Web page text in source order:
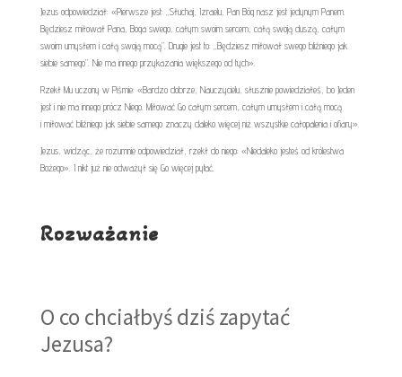
Jezus odpowiedział: «Pierwsze jest: „Słuchaj, Izraelu, Pan Bóg nasz jest jedynym Panem.
Będziesz miłował Pana, Boga swego, całym swoim sercem, całą swoją duszą, całym
swoim umysłem i całą swoją mocą”. Drugie jest to: „Będziesz miłował swego bliźniego jak
siebie samego”. Nie ma innego przykazania większego od tych».
Rzekł Mu uczony w Piśmie: «Bardzo dobrze, Nauczycielu, słusznie powiedziałeś, bo Jeden
jest i nie ma innego prócz Niego. Miłować Go całym sercem, całym umysłem i całą mocą
i miłować bliźniego jak siebie samego znaczy daleko więcej niż wszystkie całopalenia i ofiary».
Jezus, widząc, że rozumnie odpowiedział, rzekł do niego: «Niedaleko jesteś od królestwa
Bożego». I nikt już nie odważył się Go więcej pytać.
Rozważanie
O co chciałbyś dziś zapytać
Jezusa?